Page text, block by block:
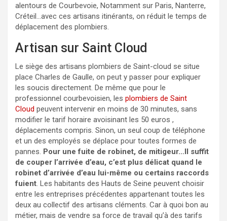
alentours de Courbevoie, Notamment sur Paris, Nanterre,
Créteil…avec ces artisans itinérants, on réduit le temps de
déplacement des plombiers.
Artisan sur Saint Cloud
Le siège des artisans plombiers de Saint-cloud se situe
place Charles de Gaulle, on peut y passer pour expliquer
les soucis directement. De même que pour le
professionnel courbevoisien, les plombiers de Saint
Cloud peuvent intervenir en moins de 30 minutes, sans
modifier le tarif horaire avoisinant les 50 euros ,
déplacements compris. Sinon, un seul coup de téléphone
et un des employés se déplace pour toutes formes de
pannes. Pour une fuite de robinet, de mitigeur…Il suffit
de couper l’arrivée d’eau, c’est plus délicat quand le
robinet d’arrivée d’eau lui-même ou certains raccords
fuient. Les habitants des Hauts de Seine peuvent choisir
entre les entreprises précédentes appartenant toutes les
deux au collectif des artisans cléments. Car à quoi bon au
métier, mais de vendre sa force de travail qu’à des tarifs